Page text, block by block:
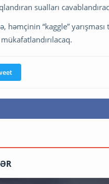
sualları
həmçinin “kaggle” yarışması